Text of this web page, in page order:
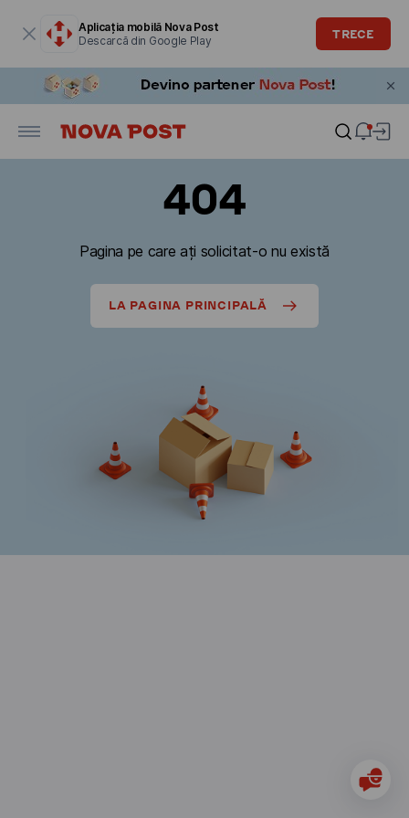
Aplicația mobilă Nova Post
Descarcă din Google Play
TRECE
404
Pagina pe care ați solicitat-o nu există
LA PAGINA PRINCIPALĂ